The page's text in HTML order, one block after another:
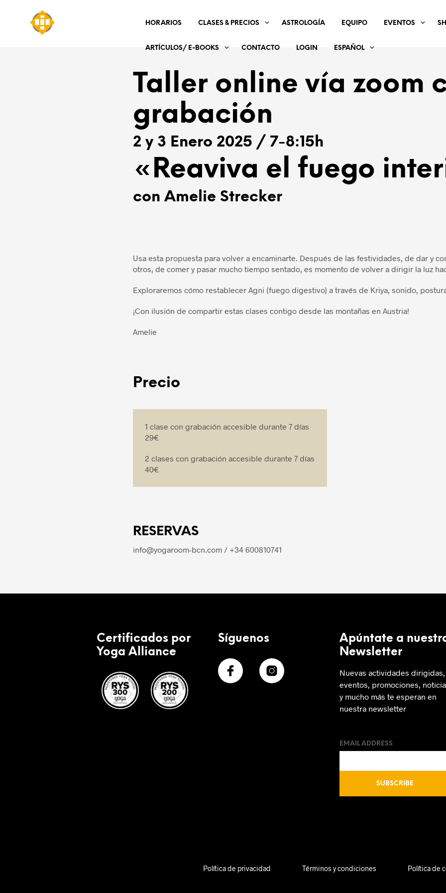
HORARIOS CLASES & PRECIOS ASTROLOGÍA EQUIPO EVENTOS
ARTÍCULOS/ E-BOOKS CONTACTO LOGIN ESPAÑOL
Taller online vía zoom
grabación
2 y 3 Enero 2025 / 7-8:15h
«Reaviva el fuego
con Amelie Strecker
Usa esta propuesta para volver a encaminarte. Después de las festividades, de dar y
otros, de comer y pasar mucho tiempo sentado, es momento de volver a dirigir la luz
Exploraremos cómo restablecer Agni (fuego digestivo) a través de Kriya, sonido,
¡Con ilusión de compartir estas clases contigo desde las montañas en Austria!
Amelie
Precio
1 clase con grabación accesible durante 7 días
29€
2 clases con grabación accesible durante 7 días
40€
RESERVAS
info@yogaroom-bcn.com / +34 600810741
Certificados por
Yoga Alliance
Síguenos
Apúntate a
Newsletter
Nuevas actividades dirigidas,
eventos, promociones,
y mucho más te esperan en
nuestra newsletter
EMAIL ADDRESS
Política de privacidad Términos y condiciones Política de